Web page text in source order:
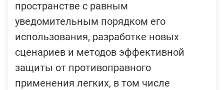
пространстве с равным
уведомительным порядком его
использования, разработке новых
сценариев и методов эффективной
защиты от противоправного
применения легких, в том числе